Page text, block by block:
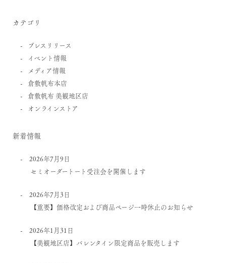
カテゴリ
プレスリリース
イベント情報
メディア情報
倉敷帆布本店
倉敷帆布 美観地区店
オンラインストア
新着情報
2026年7月9日
セミオーダートート受注会を開催します
2026年7月3日
【重要】価格改定および商品ページ一時休止のお知らせ
2026年1月31日
【美観地区店】バレンタイン限定商品を販売します